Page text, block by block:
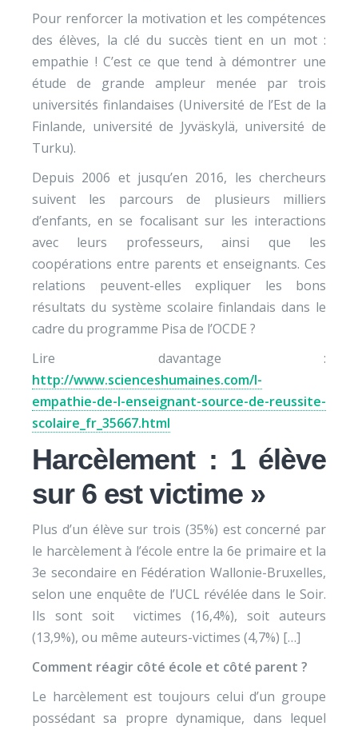
Pour renforcer la motivation et les compétences
des élèves, la clé du succès tient en un mot :
empathie ! C’est ce que tend à démontrer une
étude de grande ampleur menée par trois
universités finlandaises (Université de l’Est de la
Finlande, université de Jyväskylä, université de
Turku).
Depuis 2006 et jusqu’en 2016, les chercheurs
suivent les parcours de plusieurs milliers
d’enfants, en se focalisant sur les interactions
avec leurs professeurs, ainsi que les
coopérations entre parents et enseignants. Ces
relations peuvent-elles expliquer les bons
résultats du système scolaire finlandais dans le
cadre du programme Pisa de l’OCDE ?
Lire davantage :
http://www.scienceshumaines.com/l-
empathie-de-l-enseignant-source-de-reussite-
scolaire_fr_35667.html
Harcèlement : 1 élève
sur 6 est victime »
Plus d’un élève sur trois (35%) est concerné par
le harcèlement à l’école entre la 6e primaire et la
3e secondaire en Fédération Wallonie-Bruxelles,
selon une enquête de l’UCL révélée dans le Soir.
Ils sont soit victimes (16,4%), soit auteurs
(13,9%), ou même auteurs-victimes (4,7%) […]
Comment réagir côté école et côté parent ?
Le harcèlement est toujours celui d’un groupe
possédant sa propre dynamique, dans lequel